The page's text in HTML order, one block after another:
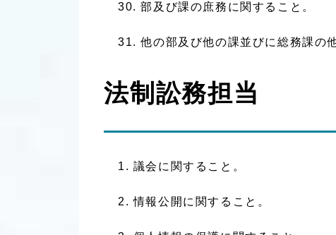
部及び課の庶務に関すること。
他の部及び他の課並びに総務課の
法制訟務担当
議会に関すること。
情報公開に関すること。